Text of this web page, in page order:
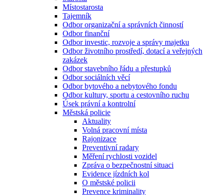
Místostarosta
Tajemník
Odbor organizační a správních činností
Odbor finanční
Odbor investic, rozvoje a správy majetku
Odbor životního prostředí, dotací a veřejných
zakázek
Odbor stavebního řádu a přestupků
Odbor sociálních věcí
Odbor bytového a nebytového fondu
Odbor kultury, sportu a cestovního ruchu
Úsek právní a kontrolní
Městská policie
Aktuality
Volná pracovní místa
Rajonizace
Preventivní radary
Měření rychlosti vozidel
Zpráva o bezpečnostní situaci
Evidence jízdních kol
O městské policii
Prevence kriminality